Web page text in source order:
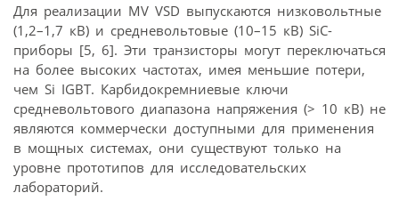
Для реализации MV VSD выпускаются низко­вольтные
(1,2–1,7 кВ) и средневольтовые (10–15 кВ) SiC-
приборы [5, 6]. Эти транзисторы могут переключаться
на более высоких частотах, имея меньшие потери,
чем Si IGBT. Карбидокремниевые ключи
средневольтового диапазона напряжения (> 10 кВ) не
являются коммерчески доступными для применения
в мощных системах, они существуют только на
уровне прототипов для исследовательских
лабораторий.